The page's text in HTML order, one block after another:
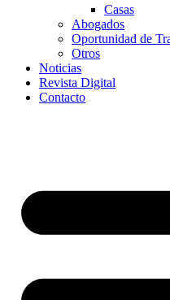
Casas
Abogados
Oportunidad de
Otros
Noticias
Revista Digital
Contacto